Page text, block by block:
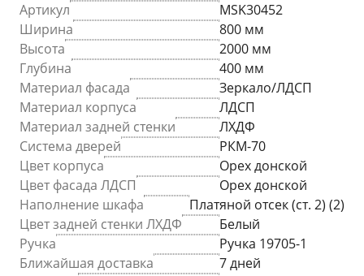
Артикул
MSK30452
Ширина
800 мм
Высота
2000 мм
Глубина
400 мм
Материал фасада
Зеркало/ЛДСП
Материал корпуса
ЛДСП
Материал задней стенки
ЛХДФ
Система дверей
РКМ-70
Цвет корпуса
Орех донской
Цвет фасада ЛДСП
Орех донской
Наполнение шкафа
Платяной отсек (ст. 2) (2)
Цвет задней стенки ЛХДФ
Белый
Ручка
Ручка 19705-1
Ближайшая доставка
7 дней